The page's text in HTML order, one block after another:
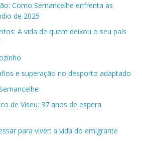
Como Sernancelhe enfrenta as
de 2025
A vida de quem deixou o seu país
e superação no desporto adaptado
de Viseu: 37 anos de espera
para viver: a vida do emigrante